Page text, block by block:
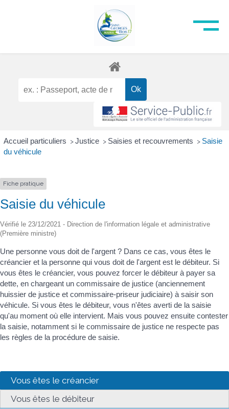
Accueil particuliers > Justice > Saisies et recouvrements > Saisie
du véhicule
Fiche pratique
Saisie du véhicule
Vérifié le 23/12/2021 - Direction de l'information légale et administrative
(Première ministre)
Une personne vous doit de l'argent ? Dans ce cas, vous êtes le
créancier et la personne qui vous doit de l'argent est le débiteur. Si
vous êtes le créancier, vous pouvez forcer le débiteur à payer sa
dette, en chargeant un commissaire de justice (anciennement
huissier de justice et commissaire-priseur judiciaire) à saisir son
véhicule. Si vous êtes le débiteur, vous n'êtes averti de la saisie
qu'au moment où elle intervient. Mais vous pouvez ensuite contester
la saisie, notamment si le commissaire de justice ne respecte pas
les règles de la procédure de saisie.
Vous êtes le créancier
Vous êtes le débiteur